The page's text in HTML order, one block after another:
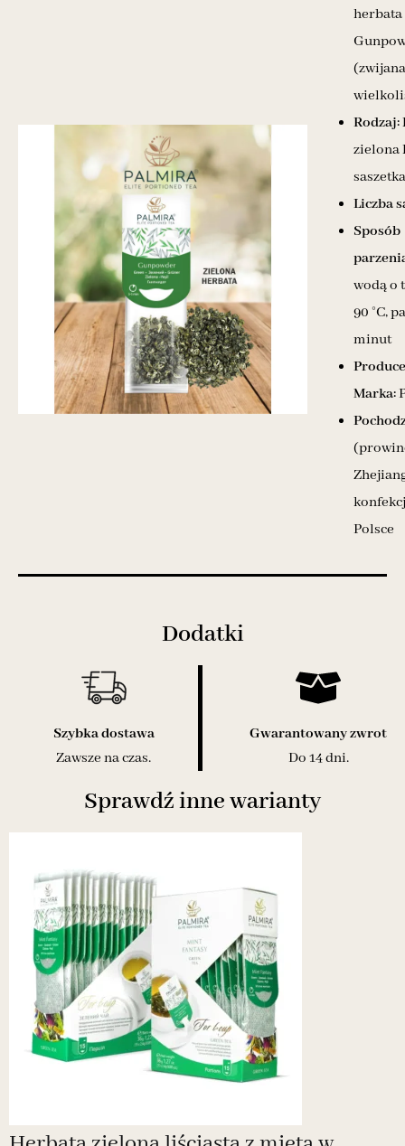
Rodzaj:
zielona
Liczba
Sposób
wodą o
90 °C,
minut
Marka:
Polsce
Dodatki
Szybka dostawa
Zawsze na czas.
Gwarantowany zwrot
Do 14 dni.
Sprawdź inne warianty